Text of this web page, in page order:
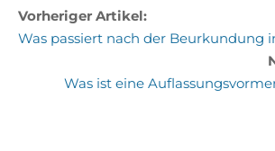
Vorheriger Artikel:
Was passiert nach der Beurkundung
Was ist eine